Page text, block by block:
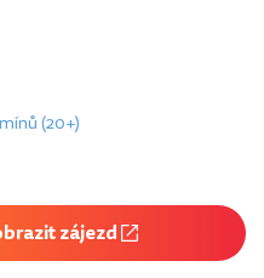
(20+)
zájezd